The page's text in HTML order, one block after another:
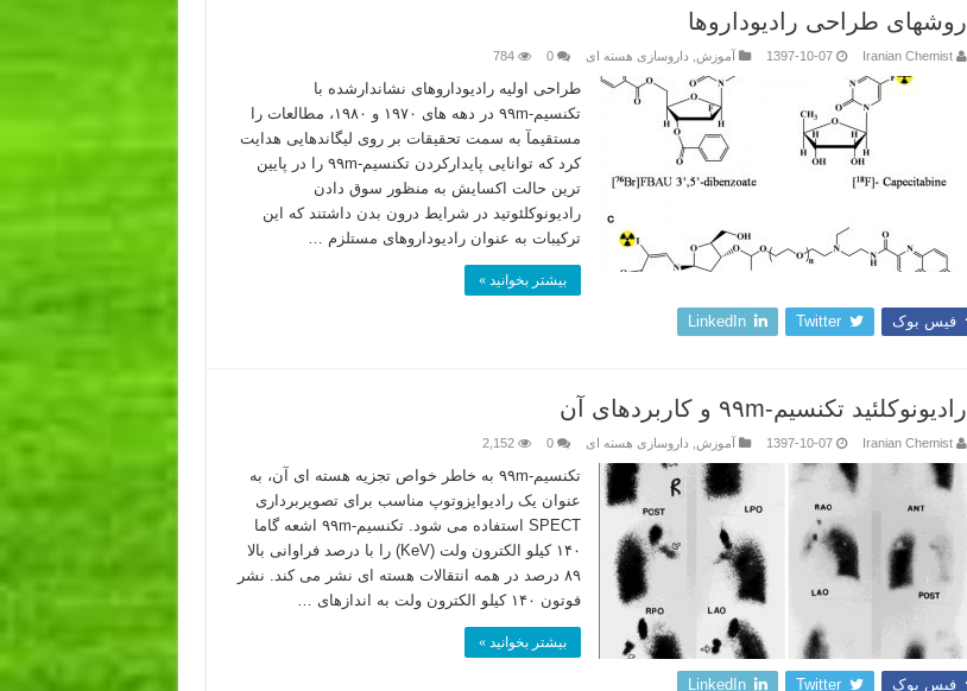
روشهای طراحی رادیوداروها
Iranian Chemist
1397-10-07 آموزش داروسازی هسته ای 0
784
طراحی اولیه رادیوداروهای نشاندارشده با
تکنسیم-۹۹m در دهه­ های ۱۹۷۰ و ۱۹۸۰، مطالعات را
مستقیمآ به سمت تحقیقات بر روی لیگاندهایی هدایت
کرد که توانایی پایدارکردن تکنسیم-۹۹m را در پایین
ترین حالت اکسایش به منظور سوق دادن
رادیونوکلئوتید در شرایط درون بدن داشتند که این
ترکیبات به عنوان رادیوداروهای مستلزم …
بیشتر بخوانید »
فیس بوک Twitter
LinkedIn
رادیونوکلئید تکنسیم-۹۹m و کاربردهای آن
Iranian Chemist
1397-10-07 آموزش داروسازی هسته ای 0
2,152
تکنسیم-۹۹m به خاطر خواص تجزیه هسته ­ای آن، به
عنوان یک رادیوایزوتوپ مناسب برای تصویربرداری
SPECT استفاده می شود. تکنسیم-۹۹m اشعه گاما
۱۴۰ کیلو الکترون ولت (KeV) را با درصد فراوانی بالا
۸۹ درصد در همه انتقالات هسته ای نشر می کند. نشر
فوتون ۱۴۰ کیلو الکترون ولت به اندازه­ای …
بیشتر بخوانید »
فیس بوک Twitter
LinkedIn